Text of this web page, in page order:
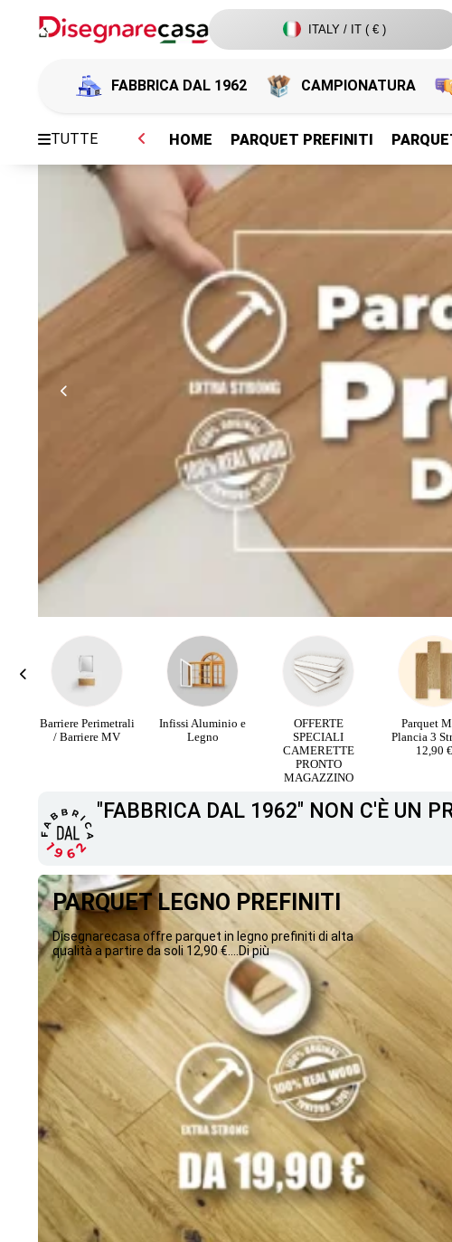
ITALY / IT ( € )
FABBRICA DAL 1962 CAMPIONATURA
TUTTE HOME PARQUET PREFINITI
Infissi Aluminio e
Legno
OFFERTE
SPECIALI
Parquet Maxi
Plancia 3 Strip da
12,90 €
PARQUET
16,90 €
"FABBRICA DAL 1962" NON C'È UN
PARQUET LEGNO PREFINITI
Disegnarecasa offre parquet in legno prefiniti di alta
qualità a partire da soli 12,90 €....Di più